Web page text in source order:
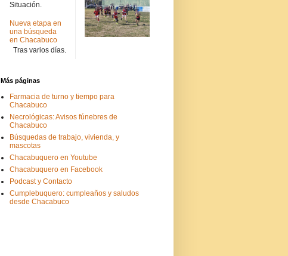
Situación.
Nueva etapa en
una búsqueda
en Chacabuco
Tras varios días.
Más páginas
Farmacia de turno y tiempo para
Chacabuco
Necrológicas: Avisos fúnebres de
Chacabuco
Búsquedas de trabajo, vivienda, y
mascotas
Chacabuquero en Youtube
Chacabuquero en Facebook
Podcast y Contacto
Cumplebuquero: cumpleaños y saludos
desde Chacabuco